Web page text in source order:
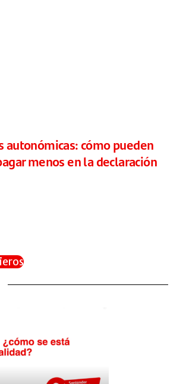
autonómicas: cómo pueden
menos en la declaración